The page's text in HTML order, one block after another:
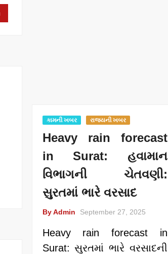
કામની ખબર રાજ્યની ખબર
Heavy rain forecast
in Surat: હવામાન
વિભાગની ચેતવણી:
સુરતમાં ભારે વરસાદ
By Admin September 27, 2025
Heavy rain forecast in
Surat: સુરતમાં ભારે વરસાદની